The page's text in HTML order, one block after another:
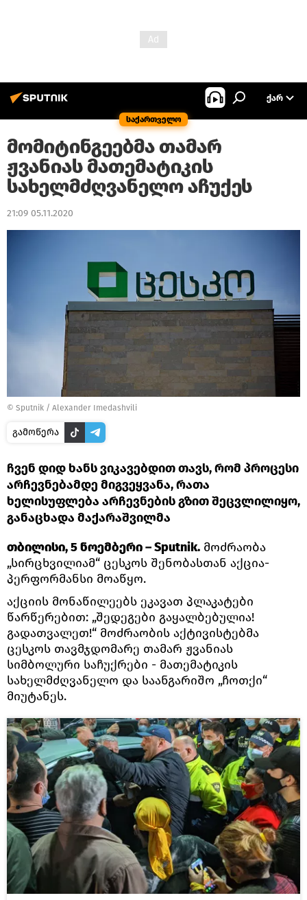
საქართველო
ᲥᲐᲠ
მომიტინგეებმა თამარ
ჟვანიას მათემატიკის
სახელმძღვანელო აჩუქეს
21:09 05.11.2020
© Sputnik / Alexander Imedashvili
გამოწერა
ჩვენ დიდ ხანს ვიკავებდით თავს, რომ პროცესი
არჩევნებამდე მიგვეყვანა, რათა
ხელისუფლება არჩევნების გზით შეცვლილიყო,
განაცხადა მაქარაშვილმა
თბილისი, 5 ნოემბერი – Sputnik. მოძრაობა
„სირცხვილიამ“ ცესკოს შენობასთან აქცია-
პერფორმანსი მოაწყო.
აქციის მონაწილეებს ეკავათ პლაკატები
წარწერებით: „შედეგები გაყალბებულია!
გადათვალეთ!“ მოძრაობის აქტივისტებმა
ცესკოს თავმჯდომარე თამარ ჟვანიას
სიმბოლური საჩუქრები - მათემატიკის
სახელმძღვანელო და საანგარიშო „ჩოთქი“
მიუტანეს.